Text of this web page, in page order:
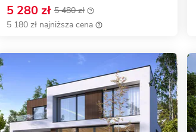
5 280 zł 5 480 zł
5 180 zł najniższa cena